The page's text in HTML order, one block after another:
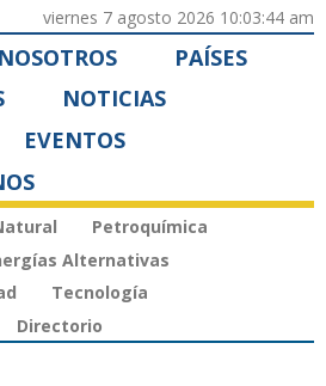
viernes 7 agosto 2026 10:03:44 am
NOSOTROS
PAÍSES
NOTICIAS
EVENTOS
Petroquímica
Alternativas
Tecnología
Directorio